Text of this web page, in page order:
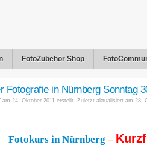
FotoZubehör Shop
Fotografie in Nürnberg Sonntag
am 24. Oktober 2011 erstellt. Zuletzt aktualisiert am 28.
Fotokurs in Nürnberg –